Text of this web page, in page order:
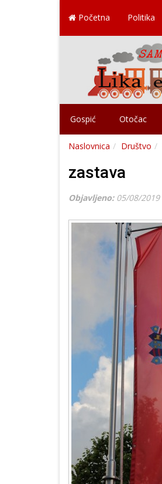
Početna Politika
Gospić Otočac
Naslovnica Društvo
zastava
Objavljeno: 05/08/2019